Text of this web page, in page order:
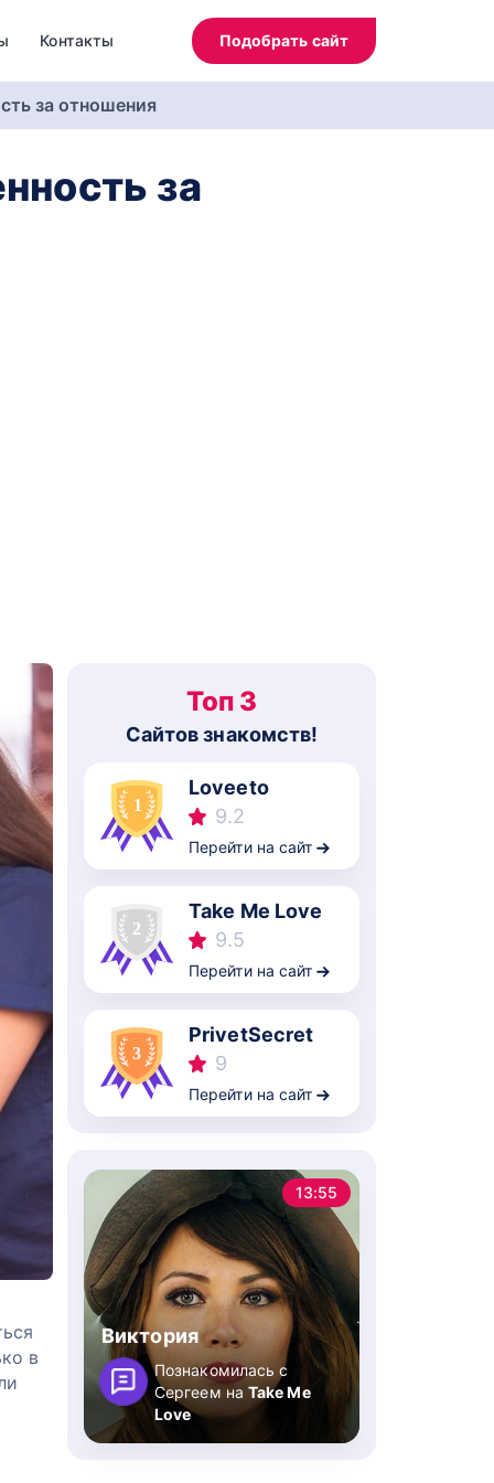
Контакты Подобрать сайт
за отношения
за
в
Топ 3
Cайтов знакомств!
Loveeto
9.2
Перейти на сайт
Take Me Love
9.5
Перейти на сайт
PrivetSecret
9
Перейти на сайт
13:55
Виктория
Познакомилась с
Сергеем на Take Me
Love